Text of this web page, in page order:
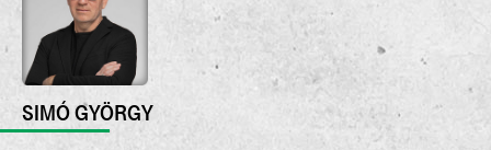
SIMÓ GYÖRGY